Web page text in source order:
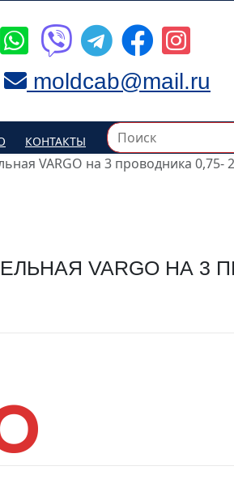
moldcab@mail.ru
КОНТАКТЫ
VARGO на 3 проводника 0,75-
VARGO НА 3